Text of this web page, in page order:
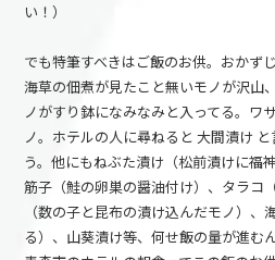
い！）
でも特筆すべきはご飯のお供。おかず
海草の佃煮が見たこと無いモノが沢山
ノがすり鉢になみなみと入ってる。ワ
ノ。ホテルの人に尋ねると 大間漬け
う。他にもねぶた漬け（松前漬けに福
筋子（鮭の卵巣の醤油付け）、タラコ
（数の子と昆布の漬け込んだモノ）、
る）、山葵漬け等、何せ飯の量が進むん